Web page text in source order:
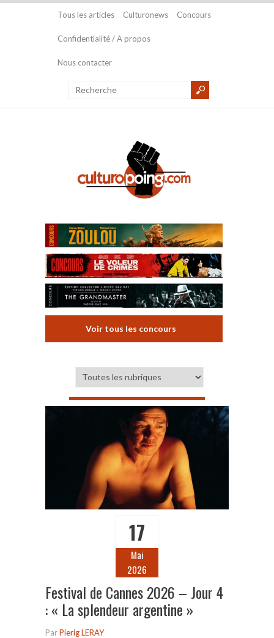
Tous les articles Culturonews Concours
Confidentialité / A propos
Nous contacter
Voir tous les concours
17
Mai
2026
Festival de Cannes 2026 – Jour 4
: « La splendeur argentine »
ParPierig LERAY